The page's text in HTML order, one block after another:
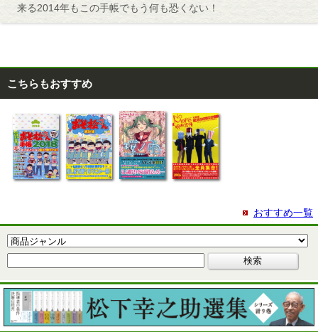
来る2014年もこの手帳でもう何も恐くない！
こちらもおすすめ
おすすめ一覧